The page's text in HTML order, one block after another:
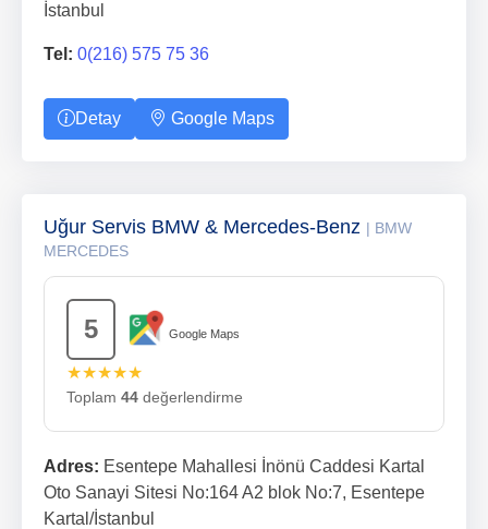
İstanbul
Tel: 0(216) 575 75 36
Detay Google Maps
Uğur Servis BMW & Mercedes-Benz | BMW
MERCEDES
5 Google Maps
★★★★★
Toplam 44 değerlendirme
Adres: Esentepe Mahallesi İnönü Caddesi Kartal
Oto Sanayi Sitesi No:164 A2 blok No:7, Esentepe
Kartal/İstanbul